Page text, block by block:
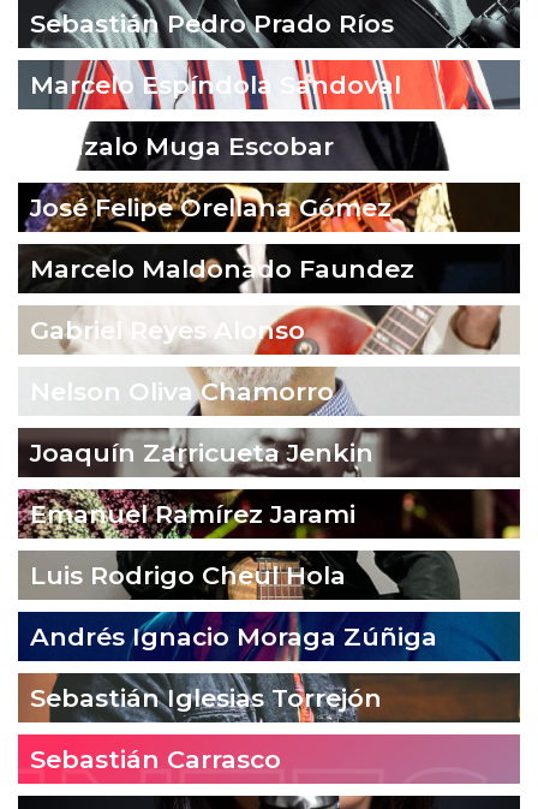
Sebastián Pedro Prado Ríos
Marcelo Espíndola Sandoval
Gonzalo Muga Escobar
José Felipe Orellana Gómez
Marcelo Maldonado Faundez
Gabriel Reyes Alonso
Nelson Oliva Chamorro
Joaquín Zarricueta Jenkin
Emanuel Ramírez Jarami
Luis Rodrigo Cheul Hola
Andrés Ignacio Moraga Zúñiga
Sebastián Iglesias Torrejón
Sebastián Carrasco